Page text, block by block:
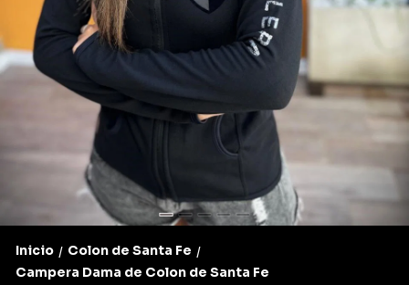
Inicio / Colon de Santa Fe /
Campera Dama de Colon de Santa Fe